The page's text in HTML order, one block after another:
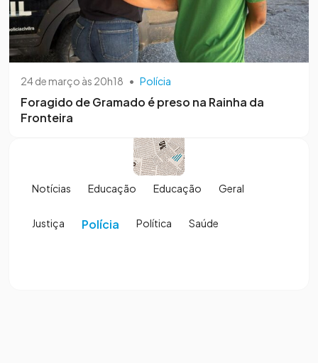
24 de março às 20h18 • Polícia
Foragido de Gramado é preso na Rainha da
Fronteira
Notícias Educação Educação Geral
Justiça Polícia Política Saúde